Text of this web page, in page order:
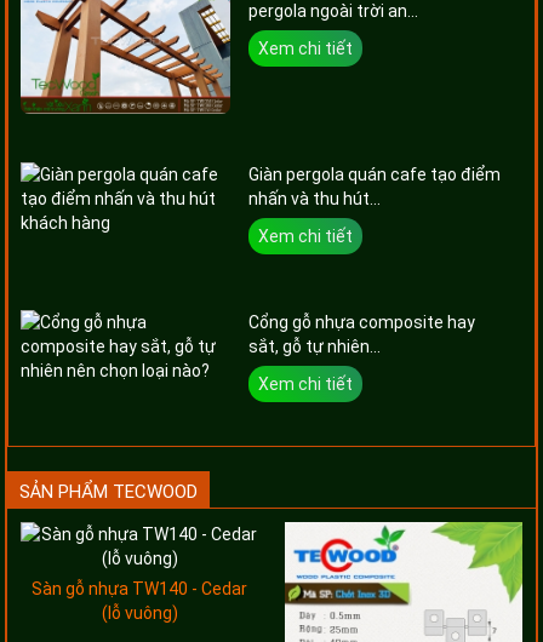
pergola ngoài trời an...
Xem chi tiết
Giàn pergola quán cafe tạo điểm
nhấn và thu hút...
Xem chi tiết
Cổng gỗ nhựa composite hay
sắt, gỗ tự nhiên...
Xem chi tiết
SẢN PHẨM TECWOOD
Sàn gỗ nhựa TW140 - Cedar
(lỗ vuông)